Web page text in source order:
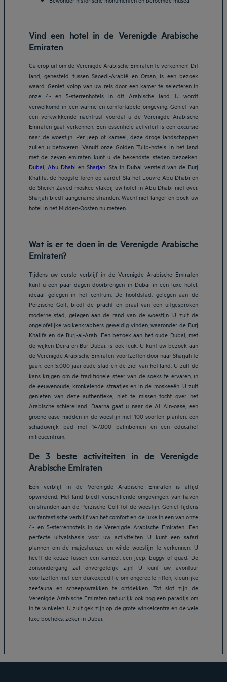
Vind een hotel in de Verenigde Arabische
Emiraten
Ga erop uit om de Verenigde Arabische Emiraten te verkennen! Dit
land, genesteld tussen Saoedi-Arabië en Oman, is een bezoek
waard. Geniet volop van uw reis door een kamer te selecteren in
onze 4- en 5-sterrenhotels in dit Arabische land. U wordt
verwelkomd in een warme en comfortabele omgeving. Geniet van
een verkwikkende nachtrust voordat u de Verenigde Arabische
Emiraten gaat verkennen. Een essentiële activiteit is een excursie
naar de woestijn. Per jeep of kameel, deze droge landschappen
zullen u betoveren. Vanuit onze Golden Tulip-hotels in het land
met de zeven emiraten kunt u de bekendste steden bezoeken:
Dubai Abu Dhabi enSharjah . Sta in Dubai versteld van de Burj
Khalifa, de hoogste toren op aarde! Sla het Louvre Abu Dhabi en
de Sheikh Zayed-moskee vlakbij uw hotel in Abu Dhabi niet over.
Sharjah biedt aangename stranden. Wacht niet langer en boek uw
hotel in het Midden-Oosten nu meteen.
Wat is er te doen in de Verenigde Arabische
Emiraten?
Tijdens uw eerste verblijf in de Verenigde Arabische Emiraten
kunt u een paar dagen doorbrengen in Dubai in een luxe hotel,
ideaal gelegen in het centrum. De hoofdstad, gelegen aan de
Perzische Golf, biedt de pracht en praal van een uitgesproken
moderne stad, gelegen aan de rand van de woestijn. U zult de
ongelofelijke wolkenkrabbers geweldig vinden, waaronder de Burj
Khalifa en de Burj-al-Arab. Een bezoek aan het oude Dubai, met
de wijken Deira en Bur Dubai, is ook leuk. U kunt uw bezoek aan
de Verenigde Arabische Emiraten voortzetten door naar Sharjah te
gaan, een 5.000 jaar oude stad en de ziel van het land. U zult de
kans krijgen om de traditionele sfeer van de soeks te ervaren, in
de eeuwenoude, kronkelende straatjes en in de moskeeën. U zult
genieten van deze authentieke, niet te missen tocht over het
Arabische schiereiland. Daarna gaat u naar de Al Ain-oase, een
groene oase midden in de woestijn met 100 soorten planten, een
schaduwrijk pad met 147.000 palmbomen en een educatief
milieucentrum.
De 3 beste activiteiten in de Verenigde
Arabische Emiraten
Een verblijf in de Verenigde Arabische Emiraten is altijd
opwindend. Het land biedt verschillende omgevingen, van haven
en stranden aan de Perzische Golf tot de woestijn. Geniet tijdens
uw fantastische verblijf van het comfort en de luxe in een van onze
4- en 5-sterrenhotels in de Verenigde Arabische Emiraten. Een
perfecte uitvalsbasis voor uw activiteiten. U kunt een safari
plannen om de majestueuze en wilde woestijn te verkennen. U
heeft de keuze tussen een kameel, een jeep, buggy of quad. De
zonsondergang zal onvergetelijk zijn! U kunt uw avontuur
voortzetten met een duikexpeditie om ongerepte riffen, kleurrijke
zeefauna en scheepswrakken te ontdekken. Tot slot zijn de
Verenigde Arabische Emiraten natuurlijk ook nog een paradijs om
in te winkelen. U zult gek zijn op de grote winkelcentra en de vele
luxe boetieks, zeker in Dubai.
Hotels in Breda
Hotels in Helmond
Hotels in Heerlen
Hotels in 's-Hertogenbosch
Juridische kennisgeving